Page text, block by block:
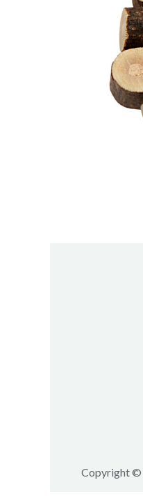
Copyright ©